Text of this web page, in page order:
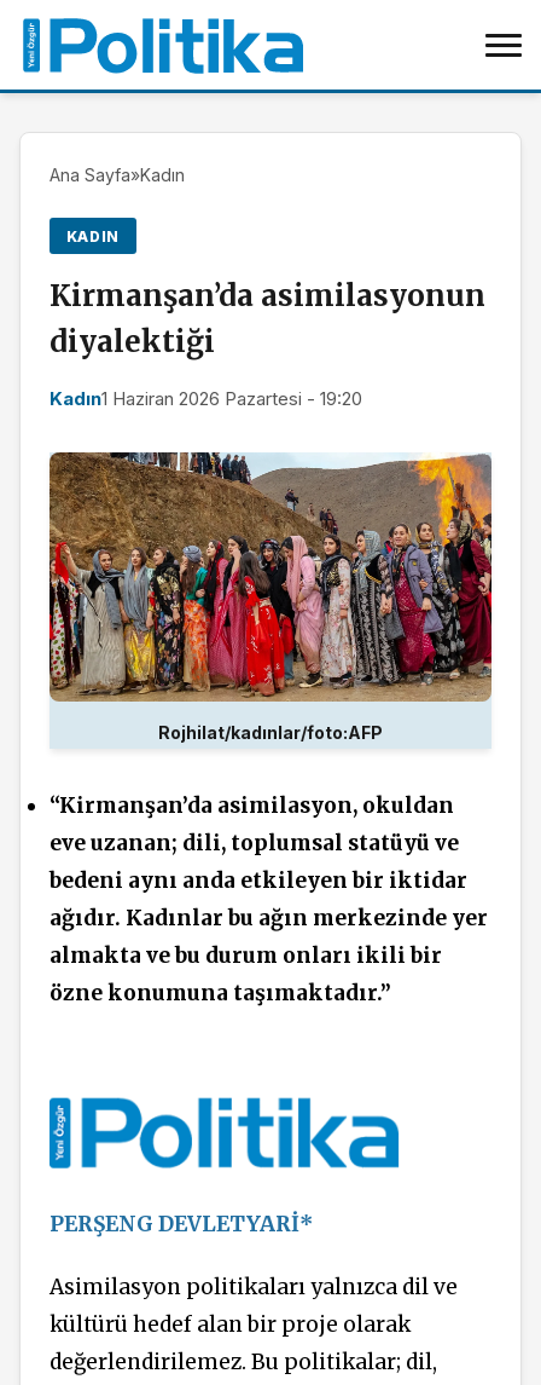
Ana Sayfa»Kadın
KADIN
Kirmanşan’da asimilasyonun
diyalektiği
Kadın1 Haziran 2026 Pazartesi - 19:20
Rojhilat/kadınlar/foto:AFP
“Kirmanşan’da asimilasyon, okuldan
eve uzanan; dili, toplumsal statüyü ve
bedeni aynı anda etkileyen bir iktidar
ağıdır. Kadınlar bu ağın merkezinde yer
almakta ve bu durum onları ikili bir
özne konumuna taşımaktadır.”
PERŞENG DEVLETYARİ*
Asimilasyon politikaları yalnızca dil ve
kültürü hedef alan bir proje olarak
değerlendirilemez. Bu politikalar; dil,